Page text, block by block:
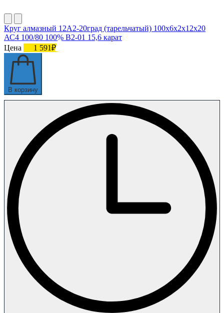
Круг алмазный 12А2-20град (тарельчатый) 100х6х2х12х20
АС4 100/80 100% В2-01 15,6 карат
Цена
1 591₽
В корзину